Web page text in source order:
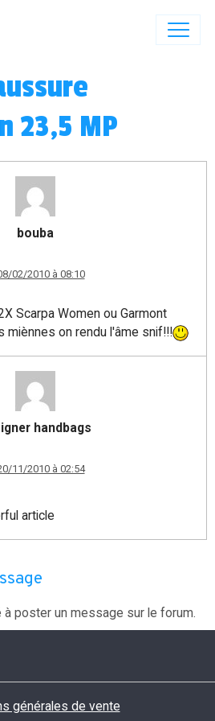
23,5 MP
bouba
02/2010 à 08:10
Scarpa Women ou Garmont
miènnes on rendu l'âme snif!!!
handbags
11/2010 à 02:54
article
poster un message sur le forum.
générales de vente